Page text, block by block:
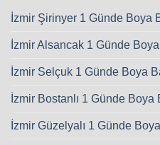
İzmir Şirinyer 1 Günde Boya
İzmir Alsancak 1 Günde
İzmir Selçuk 1 Günde Boya
İzmir Bostanlı 1 Günde Boya
İzmir Güzelyalı 1 Günde